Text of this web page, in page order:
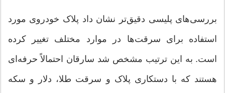
بررسی‌های پلیسی دقیق‌تر نشان داد پلاک خودروی مورد
استفاده برای سرقت‌ها در موارد مختلف تغییر کرده
است. به این ترتیب مشخص شد سارقان احتمالاً حرفه‌ای
هستند که با دستکاری پلاک و سرقت طلا، دلار و سکه